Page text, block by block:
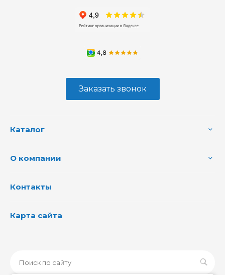
Заказать звонок
Каталог
О компании
Контакты
Карта сайта